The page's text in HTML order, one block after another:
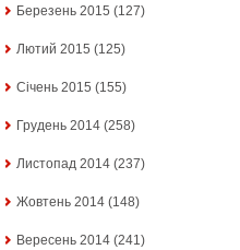
Березень 2015 (127)
Лютий 2015 (125)
Січень 2015 (155)
Грудень 2014 (258)
Листопад 2014 (237)
Жовтень 2014 (148)
Вересень 2014 (241)